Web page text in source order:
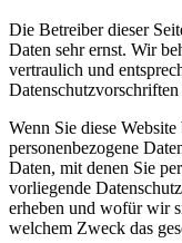
Die Betreiber dieser
Daten sehr ernst. Wir
vertraulich und
Wenn Sie diese
personenbezogene
Daten, mit denen Sie
vorliegende
erheben und wofür wir
welchem Zweck das